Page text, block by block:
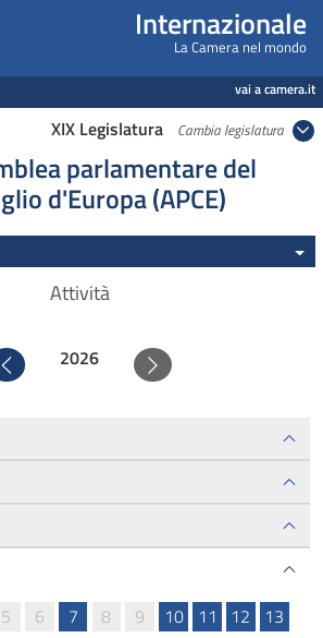
dei Deputati -
Internazionale
La Camera nel mondo
vai a camera.it
XIX Legislatura Cambia legislatura
parlamentare del
d'Europa (APCE)
Attività
Precedente2026 Successivo
5 6 7 8 9 10 11 12
13
di servizio